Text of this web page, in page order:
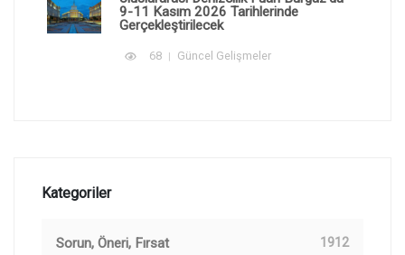
9-11 Kasım 2026 Tarihlerinde
Gerçekleştirilecek
68 Güncel Gelişmeler
Kategoriler
Sorun, Öneri, Fırsat 1912